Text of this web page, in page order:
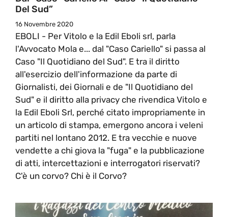
Del Sud”
16 Novembre 2020
EBOLI - Per Vitolo e la Edil Eboli srl, parla
l'Avvocato Mola e... dal "Caso Cariello" si passa al
Caso "Il Quotidiano del Sud". E tra il diritto
all'esercizio dell'informazione da parte di
Giornalisti, dei Giornali e de "Il Quotidiano del
Sud" e il diritto alla privacy che rivendica Vitolo e
la Edil Eboli Srl, perché citato impropriamente in
un articolo di stampa, emergono ancora i veleni
partiti nel lontano 2012. E tra vecchie e nuove
vendette a chi giova la "fuga" e la pubblicazione
di atti, intercettazioni e interrogatori riservati?
C'è un corvo? Chi è il Corvo?